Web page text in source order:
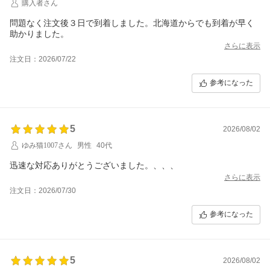
購入者さん
問題なく注文後３日で到着しました。北海道からでも到着が早く
助かりました。
さらに表示
注文日：2026/07/22
参考になった
5
2026/08/02
ゆみ猫1007さん
男性 40代
迅速な対応ありがとうございました。、、、
さらに表示
注文日：2026/07/30
参考になった
5
2026/08/02